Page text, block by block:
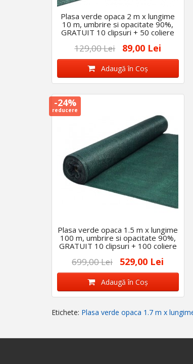
Plasa verde opaca 2 m x lungime
10 m, umbrire si opacitate 90%,
GRATUIT 10 clipsuri + 50 coliere
129,00 Lei 89,00 Lei
Adaugă în Coş
-24%
reducere
Plasa verde opaca 1.5 m x lungime
100 m, umbrire si opacitate 90%,
GRATUIT 10 clipsuri + 100 coliere
699,00 Lei 529,00 Lei
Adaugă în Coş
Etichete: Plasa verde opaca 1.7 m x